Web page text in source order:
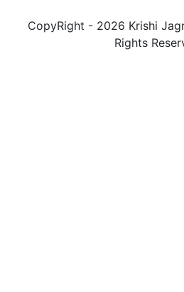
CopyRight - 2026 Krishi
Rights